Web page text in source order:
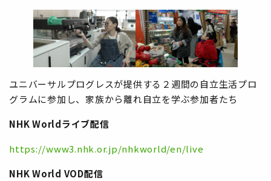
ユニバーサルプログレスが提供する２週間の自立生活プロ
グラムに参加し、家族から離れ自立を学ぶ参加者たち
NHK Worldライブ配信
https://www3.nhk.or.jp/nhkworld/en/live
NHK World VOD配信